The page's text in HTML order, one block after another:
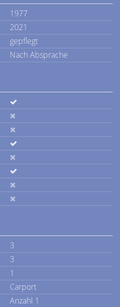
1977
2021
gepflegt
Nach Absprache
3
3
1
Carport
Anzahl 1